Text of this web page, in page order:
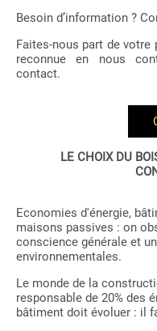
Besoin d’information ?
Faites-nous part de
reconnue en nous
contact.
LE CHOIX DU
Economies d'énergie,
maisons passives : on
conscience générale et
environnementales.
Le monde de la
responsable de 20% des
bâtiment doit évoluer : il